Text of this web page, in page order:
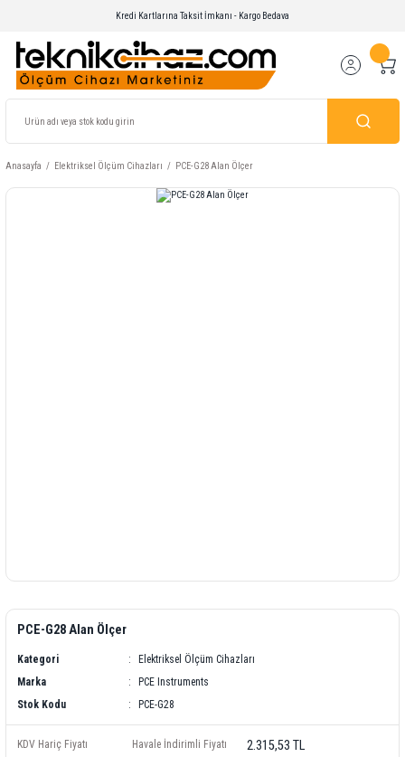
Kredi Kartlarına Taksit İmkanı - Kargo Bedava
Anasayfa Elektriksel Ölçüm Cihazları PCE-G28 Alan Ölçer
PCE-G28 Alan Ölçer
Kategori
Elektriksel Ölçüm Cihazları
Marka
PCE Instruments
Stok Kodu
PCE-G28
KDV Hariç Fiyatı Havale İndirimli Fiyatı 2.315,53 TL